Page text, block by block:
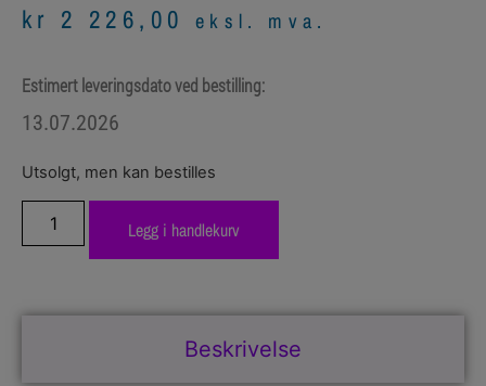
kr 2 226,00 eksl. mva.
Estimert leveringsdato ved bestilling:
13.07.2026
Utsolgt, men kan bestilles
Legg i handlekurv
Beskrivelse